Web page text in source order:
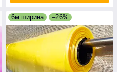
6м ширина –26%